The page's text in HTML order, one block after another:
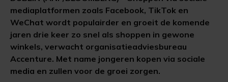
mediaplatformen zoals Facebook, TikTok en
WeChat wordt populairder en groeit de komende
jaren drie keer zo snel als shoppen in gewone
winkels, verwacht organisatieadviesbureau
Accenture. Met name jongeren kopen via sociale
media en zullen voor de groei zorgen.